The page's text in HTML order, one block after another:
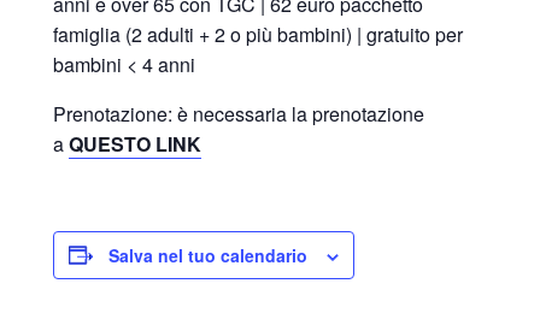
famiglia (2 adulti + 2 o più bambini) | gratuito per
bambini < 4 anni
Prenotazione: è necessaria la prenotazione
aQUESTO LINK
Salva nel tuo calendario